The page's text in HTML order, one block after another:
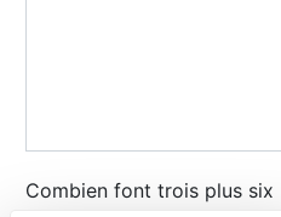
Combien font trois plus six